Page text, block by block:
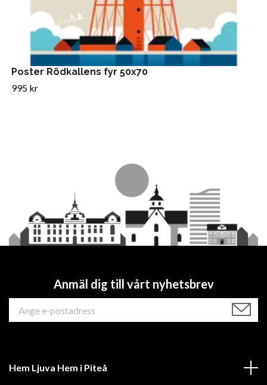
Poster Rödkallens fyr 50x70
995 kr
Anmäl dig till vårt nyhetsbrev
Hem Ljuva Hem i Piteå